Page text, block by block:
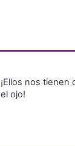
¡Ellos nos
el ojo!